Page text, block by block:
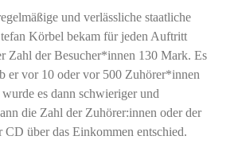
und verlässliche staatliche
Körbel bekam für jeden Auftritt
Zahl der Besucher*innen 130 Mark. Es
er vor 10 oder vor 500 Zuhörer*innen
es dann schwieriger und
die Zahl der Zuhörer:innen oder der
über das Einkommen entschied.